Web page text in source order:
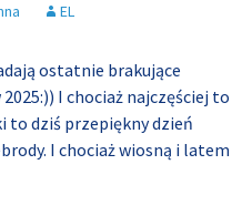
EL
ostatnie brakujące
I chociaż najczęściej to
to dziś przepiękny dzień
I chociaż wiosną i latem